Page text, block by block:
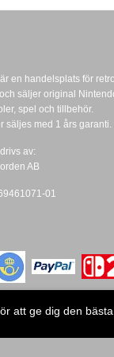
att ge dig den
en handelsplats för
säljer original
spel och tillbehör.
säljes med 1 års garanti.
av:
AB
01